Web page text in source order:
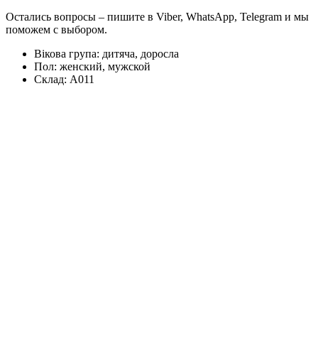
Остались вопросы – пишите в Viber, WhatsApp, Telegram и мы
поможем с выбором.
Вікова група: дитяча, доросла
Пол: женский, мужской
Склад: А011